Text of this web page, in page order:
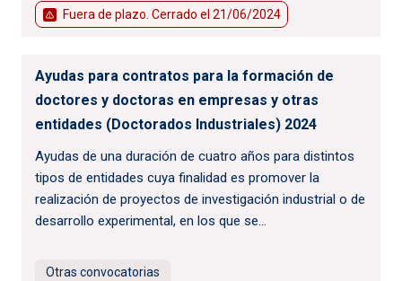
Fuera de plazo. Cerrado el 21/06/2024
Ayudas para contratos para la formación de
doctores y doctoras en empresas y otras
entidades (Doctorados Industriales) 2024
Ayudas de una duración de cuatro años para distintos
tipos de entidades cuya finalidad es promover la
realización de proyectos de investigación industrial o de
desarrollo experimental, en los que se...
Otras convocatorias